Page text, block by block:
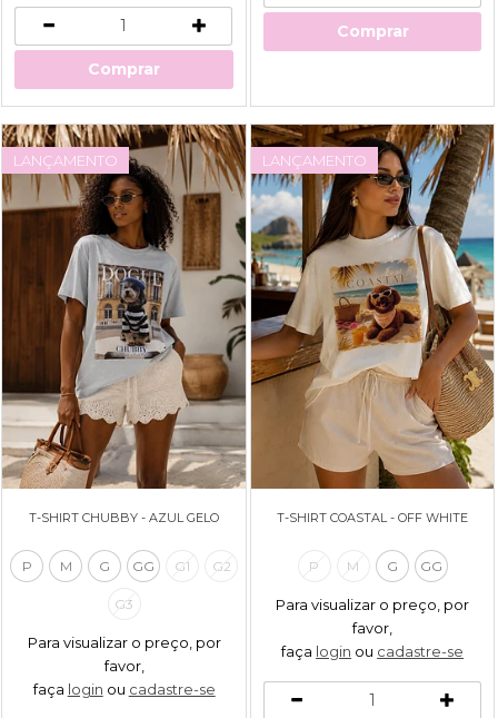
Comprar
Comprar
LANÇAMENTO
T-SHIRT CHUBBY - AZUL GELO
P M G GG G1 G2
G3
Para visualizar o preço, por
favor,
faça login ou cadastre-se
LANÇAMENTO
T-SHIRT COASTAL - OFF WHITE
P M G GG
Para visualizar o preço, por
favor,
faça login ou cadastre-se